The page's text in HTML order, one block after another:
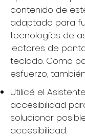
contenido de
adaptado para
tecnologías de
lectores de
teclado. Como
esfuerzo,
Utilicé el
accesibilidad
solucionar
accesibilidad.